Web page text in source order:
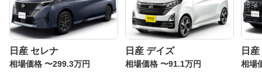
日産 セレナ
相場価格 〜299.3万円
日産 デイズ
相場価格 〜91.1万円
日
相場